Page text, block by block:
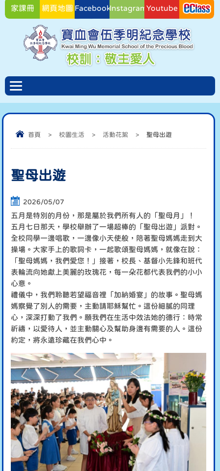
家課冊 網頁地圖 FacebookInstagramYoutube
首頁 > 校園生活 > 活動花絮 > 聖母出遊
聖母出遊
2026/05/07
五月是特別的月份，那是屬於我們所有人的「聖母月」！
五月七日那天，學校舉辦了一場超棒的「聖母出遊」派對。
全校同學一邊唱歌，一邊像小天使般，陪著聖母媽媽走到大
操場。大家手上的歌詞卡，一起歌頌聖母媽媽，就像在說：
「聖母媽媽，我們愛您！」接著，校長、基督小先鋒和班代
表輪流向她獻上美麗的玫瑰花，每一朵花都代表我們的小小
心意。
禮儀中，我們聆聽若望福音裡「加納婚宴」的故事。聖母媽
媽察覺了別人的需要，主動請耶穌幫忙。這份細膩的同理
心，深深打動了我們。願我們在生活中效法她的德行：時常
祈禱，以愛待人，並主動關心及幫助身邊有需要的人。這份
約定，將永遠珍藏在我們心中。